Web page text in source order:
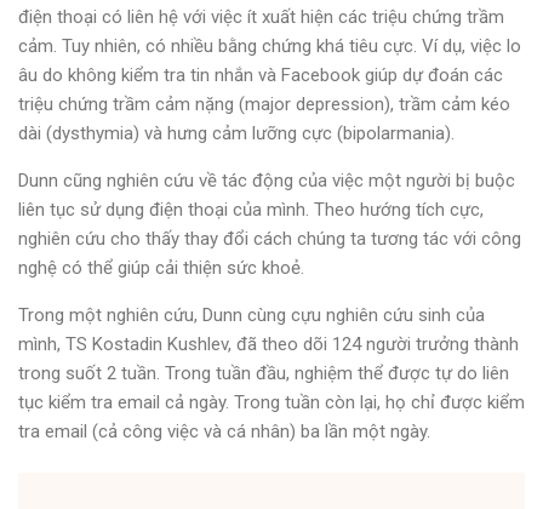
điện thoại có liên hệ với việc ít xuất hiện các triệu chứng trầm
cảm. Tuy nhiên, có nhiều bằng chứng khá tiêu cực. Ví dụ, việc lo
âu do không kiểm tra tin nhắn và Facebook giúp dự đoán các
triệu chứng trầm cảm nặng (major depression), trầm cảm kéo
dài (dysthymia) và hưng cảm lưỡng cực (bipolarmania).
Dunn cũng nghiên cứu về tác động của việc một người bị buộc
liên tục sử dụng điện thoại của mình. Theo hướng tích cực,
nghiên cứu cho thấy thay đổi cách chúng ta tương tác với công
nghệ có thể giúp cải thiện sức khoẻ.
Trong một nghiên cứu, Dunn cùng cựu nghiên cứu sinh của
mình, TS Kostadin Kushlev, đã theo dõi 124 người trưởng thành
trong suốt 2 tuần. Trong tuần đầu, nghiệm thể được tự do liên
tục kiểm tra email cả ngày. Trong tuần còn lại, họ chỉ được kiểm
tra email (cả công việc và cá nhân) ba lần một ngày.